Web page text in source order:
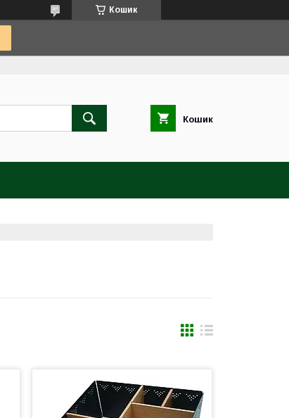
Кошик
Кошик